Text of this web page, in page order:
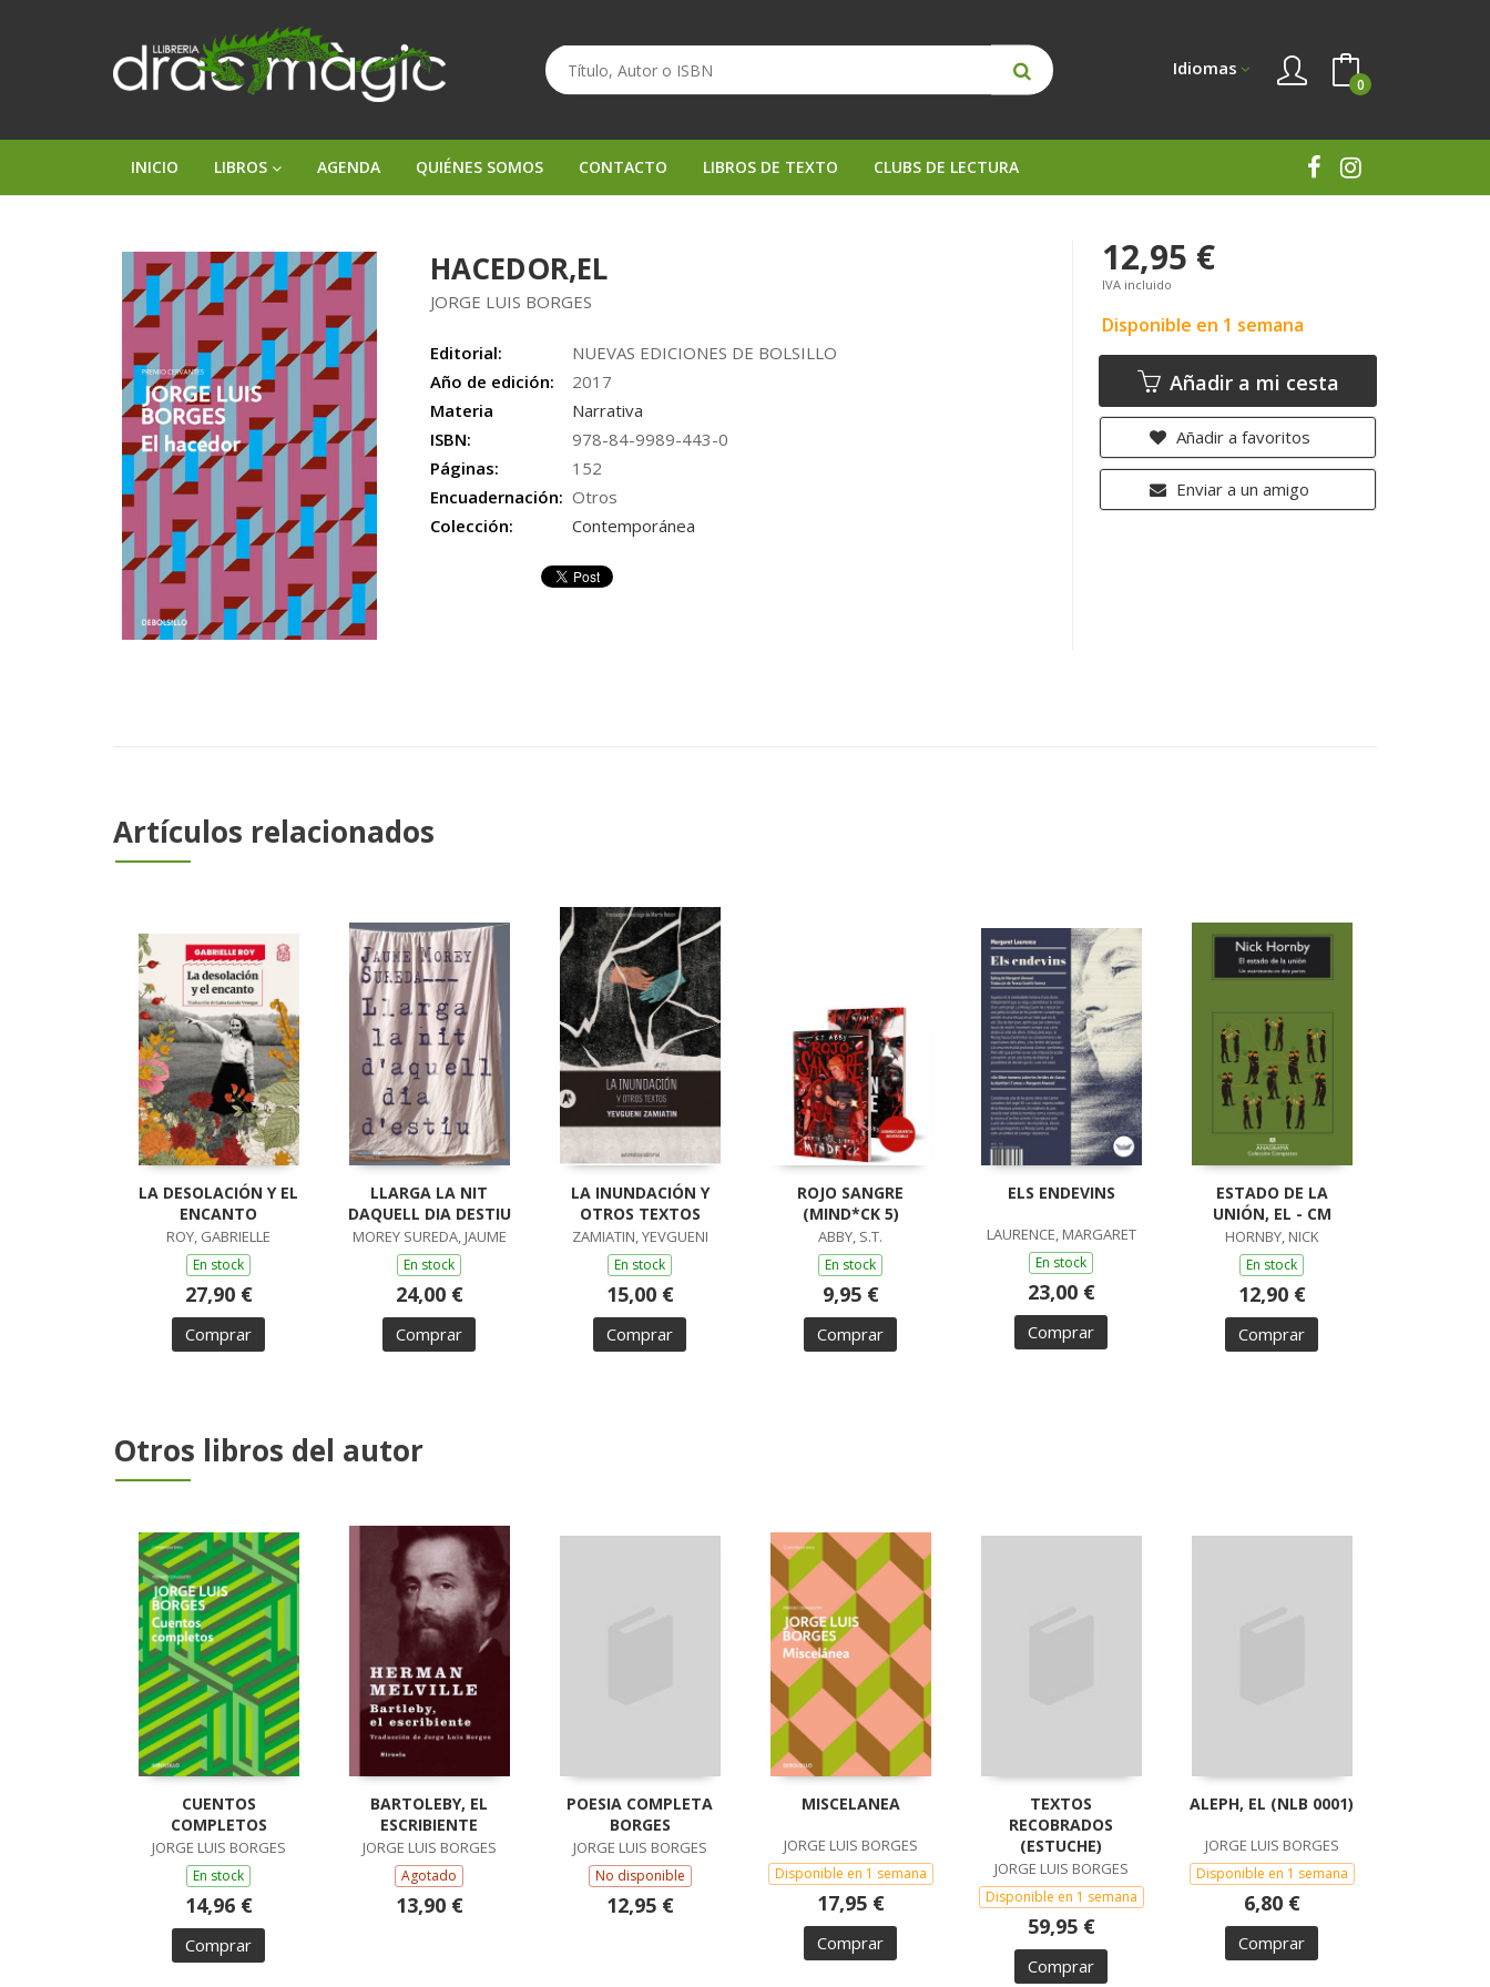
Idiomas
0
INICIO LIBROS AGENDA QUIÉNES SOMOS CONTACTO LIBROS DE TEXTO CLUBS DE LECTURA
HACEDOR,EL
JORGE LUIS BORGES
Editorial:
NUEVAS EDICIONES DE BOLSILLO
Año de edición:
2017
Materia
Narrativa
ISBN:
978-84-9989-443-0
Páginas:
152
Encuadernación: Otros
Colección:
Contemporánea
12,95 €
IVA incluido
Disponible en 1 semana
Añadir a mi cesta
Añadir a favoritos
Enviar a un amigo
Artículos relacionados
LA DESOLACIÓN Y EL
ENCANTO
ROY, GABRIELLE
En stock
27,90 €
Comprar
LLARGA LA NIT
DAQUELL DIA DESTIU
MOREY SUREDA, JAUME
En stock
24,00 €
Comprar
LA INUNDACIÓN Y
OTROS TEXTOS
ZAMIATIN, YEVGUENI
En stock
15,00 €
Comprar
ROJO SANGRE
(MIND*CK 5)
ABBY, S.T.
En stock
9,95 €
Comprar
ELS ENDEVINS
LAURENCE, MARGARET
En stock
23,00 €
Comprar
ESTADO DE LA
UNIÓN, EL - CM
HORNBY, NICK
En stock
12,90 €
Comprar
Otros libros del autor
CUENTOS
COMPLETOS
JORGE LUIS BORGES
En stock
14,96 €
Comprar
BARTOLEBY, EL
ESCRIBIENTE
JORGE LUIS BORGES
Agotado
13,90 €
POESIA COMPLETA
BORGES
JORGE LUIS BORGES
No disponible
12,95 €
MISCELANEA
JORGE LUIS BORGES
Disponible en 1 semana
17,95 €
Comprar
TEXTOS
RECOBRADOS
(ESTUCHE)
JORGE LUIS BORGES
Disponible en 1 semana
59,95 €
Comprar
ALEPH, EL (NLB 0001)
JORGE LUIS BORGES
Disponible en 1 semana
6,80 €
Comprar